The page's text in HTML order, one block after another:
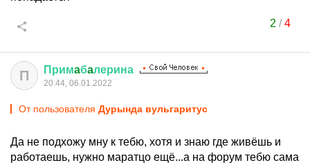
2 /4
П Примaбaлерина
20:44, 06.01.2022
От пользователя Дурында вульгаритус
Да не подхожу мну к тебю, хотя и знаю где живёшь и
работаешь, нужно маратцо ещё...а на форум тебю сама